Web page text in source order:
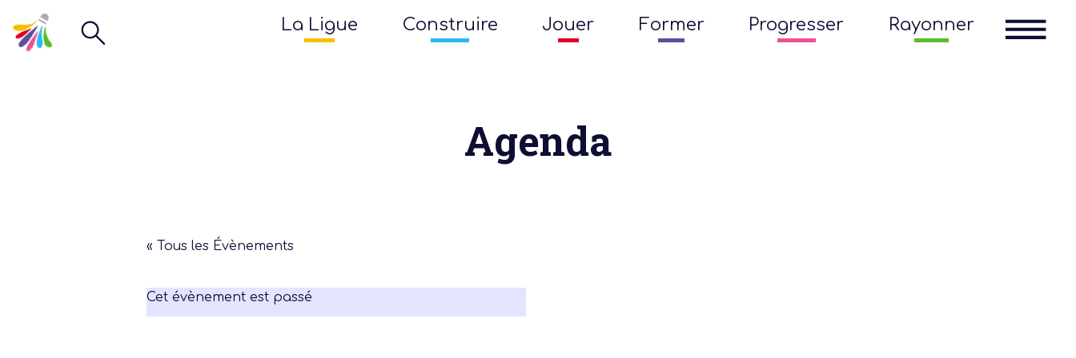
La Ligue Construire Jouer Former Progresser Rayonner
Agenda
« Tous les Évènements
Cet évènement est passé